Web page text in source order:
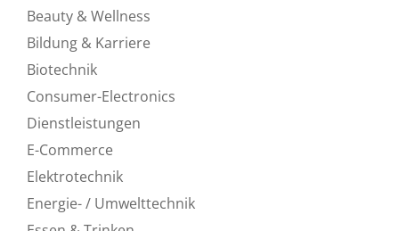
Beauty & Wellness
Bildung & Karriere
Biotechnik
Consumer-Electronics
Dienstleistungen
E-Commerce
Elektrotechnik
Energie- / Umwelttechnik